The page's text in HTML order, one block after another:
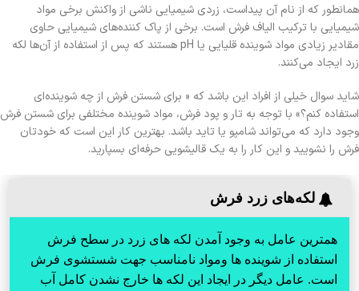
همانطور که از نام آن پیداست، زردی شیمیایی ناشی از واکنش برخی مواد
شیمیایی با ترکیب الیاف فرش است. برخی از پاک کننده‌های شیمیایی حاوی
مقادیر زیادی مواد شوینده قلیایی یا pH هستند که پس از استفاده از آن‌ها لکه
زرد ایجاد می‌کنند.
شاید سوال خیلی از افراد این باشد که « برای شستن فرش از چه شوینده‌ای
استفاده کنم؟» با توجه به تار و پود فرش، مواد شوینده‌ مختلفی برای شستن فرش
وجود دارد که می‌تواند شامپو یا تاید باشد. بهترین کار این است که خودتان
فرش را نشویید و این کار را به یک قالیشویی حرفه‌ای بسپارید.
لکه‌های زرد فرش
همترین عامل به وجود آمدن لکه های زرد در سطح فرش
استفاده از شوینده ها ومواد نامناسب جهت شستشوی فرش
است. عامل دیگر در ایجاد این لکه ها خارج نشدن کامل آب